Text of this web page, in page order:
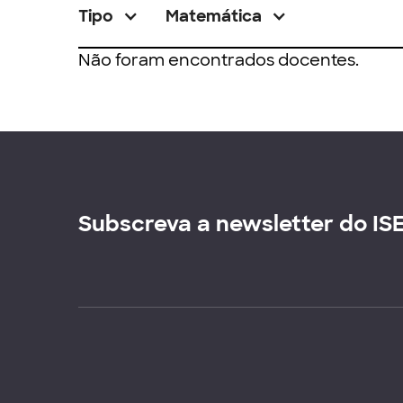
Tipo Matemática
Não foram encontrados docentes.
Subscreva a newsletter do